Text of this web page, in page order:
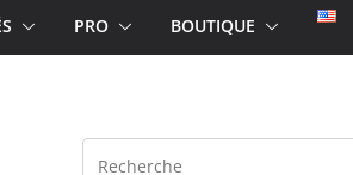
PRO BOUTIQUE